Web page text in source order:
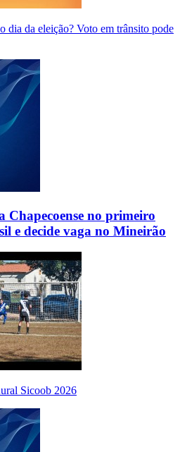
dia da eleição? Voto em trânsito pode
Chapecoense no primeiro
e decide vaga no Mineirão
Sicoob 2026